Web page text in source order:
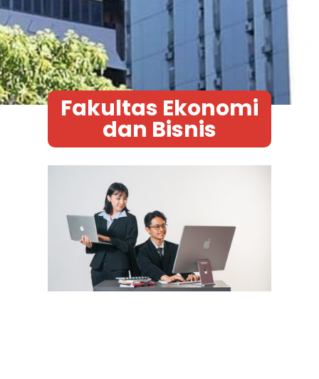
Fakultas Ekonomi
dan Bisnis